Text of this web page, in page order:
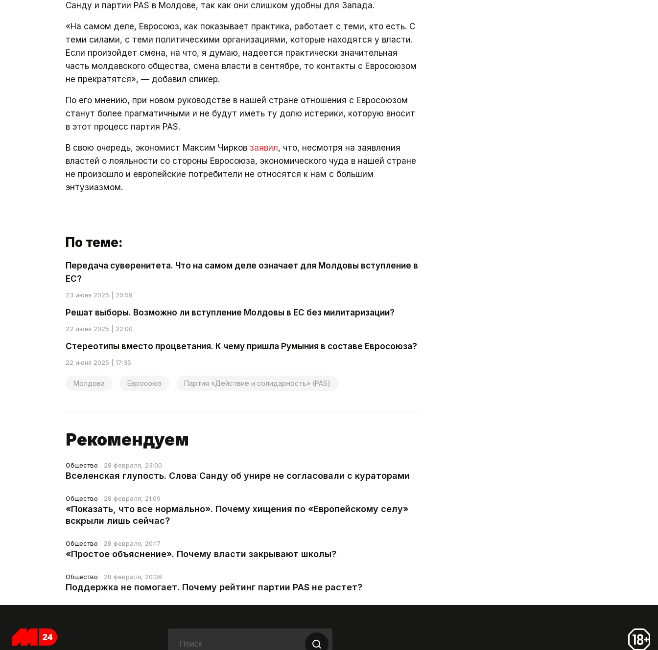
Санду и партии PAS в Молдове, так как они слишком удобны для Запада.
«На самом деле, Евросоюз, как показывает практика, работает с теми, кто есть. С
теми силами, с теми политическими организациями, которые находятся у власти.
Если произойдет смена, на что, я думаю, надеется практически значительная
часть молдавского общества, смена власти в сентябре, то контакты с Евросоюзом
не прекратятся», — добавил спикер.
По его мнению, при новом руководстве в нашей стране отношения с Евросоюзом
станут более прагматичными и не будут иметь ту долю истерики, которую вносит
в этот процесс партия PAS.
В свою очередь, экономист Максим Чирков заявил, что, несмотря на заявления
властей о лояльности со стороны Евросоюза, экономического чуда в нашей стране
не произошло и европейские потребители не относятся к нам с большим
энтузиазмом.
По теме:
Передача суверенитета. Что на самом деле означает для Молдовы вступление в
ЕС?
23 июня 2025 | 20:59
Решат выборы. Возможно ли вступление Молдовы в ЕС без милитаризации?
22 июня 2025 | 22:00
Стереотипы вместо процветания. К чему пришла Румыния в составе Евросоюза?
22 июня 2025 | 17:35
Молдова Евросоюз Партия «Действие и солидарность» (PAS)
Рекомендуем
Общество 28 февраля, 23:00
Вселенская глупость. Слова Санду об унире не согласовали с кураторами
Общество 28 февраля, 21:09
«Показать, что все нормально». Почему хищения по «Европейскому селу»
вскрыли лишь сейчас?
Общество 28 февраля, 20:17
«Простое объяснение». Почему власти закрывают школы?
Общество 28 февраля, 20:08
Поддержка не помогает. Почему рейтинг партии PAS не растет?